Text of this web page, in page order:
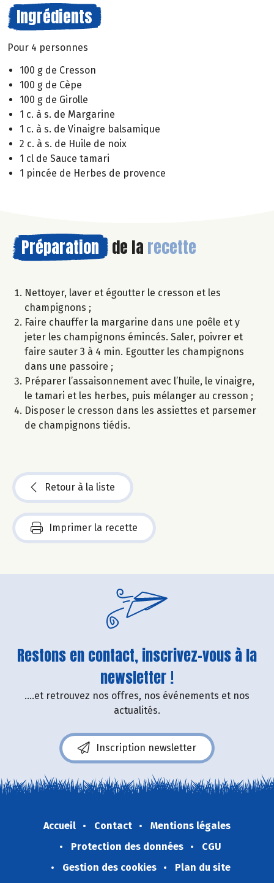
Ingrédients
Pour 4 personnes
100 g de Cresson
100 g de Cèpe
100 g de Girolle
1 c. à s. de Margarine
1 c. à s. de Vinaigre balsamique
2 c. à s. de Huile de noix
1 cl de Sauce tamari
1 pincée de Herbes de provence
Préparation de la recette
Nettoyer, laver et égoutter le cresson et les
champignons ;
Faire chauffer la margarine dans une poêle et y
jeter les champignons émincés. Saler, poivrer et
faire sauter 3 à 4 min. Egoutter les champignons
dans une passoire ;
Préparer l’assaisonnement avec l’huile, le vinaigre,
le tamari et les herbes, puis mélanger au cresson ;
Disposer le cresson dans les assiettes et parsemer
de champignons tiédis.
Retour à la liste
Imprimer la recette
Restons en contact, inscrivez-vous à la
newsletter !
....et retrouvez nos offres, nos événements et nos
actualités.
Inscription newsletter
Accueil Contact
Mentions légales
Protection des données
CGU
Gestion des cookies
Plan du site